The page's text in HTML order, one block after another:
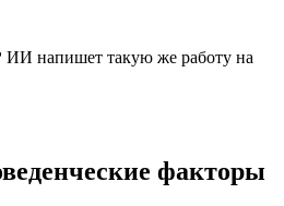
ИИ напишет такую же работу на
факторы